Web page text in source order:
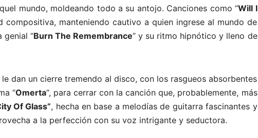
mundo, moldeando todo a su antojo. Canciones como “Will I
compositiva, manteniendo cautivo a quien ingrese al mundo de
genial “Burn The Remembrance” y su ritmo hipnótico y lleno de
dan un cierre tremendo al disco, con los rasgueos absorbentes
“Omerta“, para cerrar con la canción que, probablemente, más
Of Glass”, hecha en base a melodías de guitarra fascinantes y
a la perfección con su voz intrigante y seductora.